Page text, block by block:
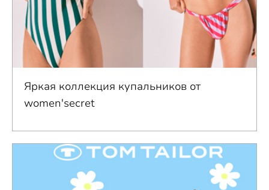
Яркая коллекция купальников от
women'secret